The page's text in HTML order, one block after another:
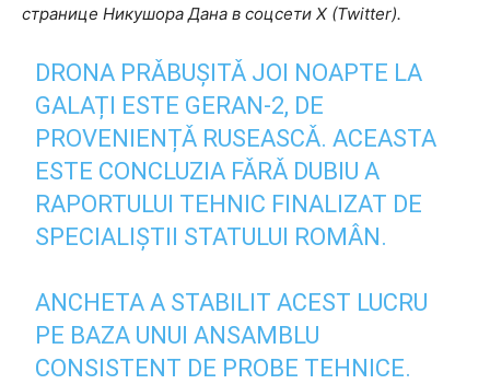
странице Никушора Дана в соцсети X (Twitter).
DRONA PRǍBUȘITǍ JOI NOAPTE LA
GALAȚI ESTE GERAN-2, DE
PROVENIENȚǍ RUSEASCǍ. ACEASTA
ESTE CONCLUZIA FǍRǍ DUBIU A
RAPORTULUI TEHNIC FINALIZAT DE
SPECIALIȘTII STATULUI ROMÂN.
ANCHETA A STABILIT ACEST LUCRU
PE BAZA UNUI ANSAMBLU
CONSISTENT DE PROBE TEHNICE.